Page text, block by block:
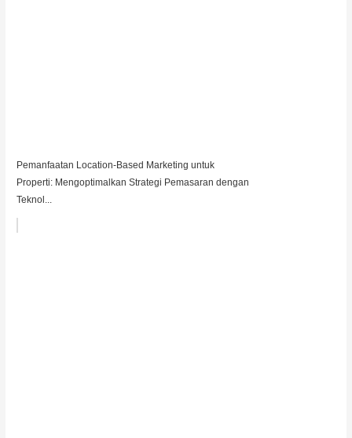
Pemanfaatan Location-Based Marketing untuk
Properti: Mengoptimalkan Strategi Pemasaran dengan
Teknol...